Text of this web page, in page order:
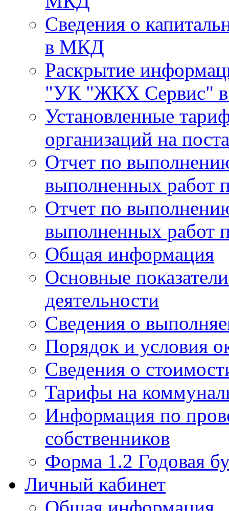
Сведения о
в МКД
Раскрытие
"УК "ЖКХ Сервис" в
Установленные
организаций на
Отчет по
выполненных работ
Отчет по
выполненных работ
Общая информация
Основные
деятельности
Сведения о
Порядок и условия
Сведения о
Тарифы на
Информация по
собственников
Форма 1.2 Годовая
Личный кабинет